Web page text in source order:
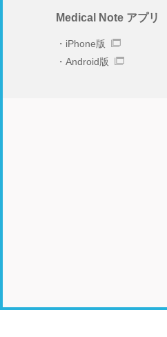
Medical Note アプリ
iPhone版
Android版